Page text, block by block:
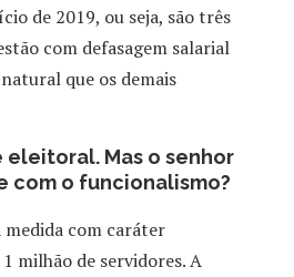
de 2019, ou seja, são três
com defasagem salarial
que os demais
eleitoral. Mas o senhor
com o funcionalismo?
medida com caráter
milhão de servidores. A